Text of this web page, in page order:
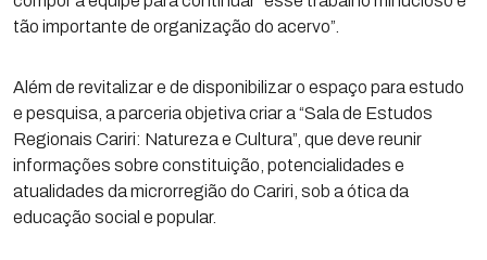
tão importante de organização do acervo”.
Além de revitalizar e de disponibilizar o espaço para estudo
e pesquisa, a parceria objetiva criar a “Sala de Estudos
Regionais Cariri: Natureza e Cultura”, que deve reunir
informações sobre constituição, potencialidades e
atualidades da microrregião do Cariri, sob a ótica da
educação social e popular.